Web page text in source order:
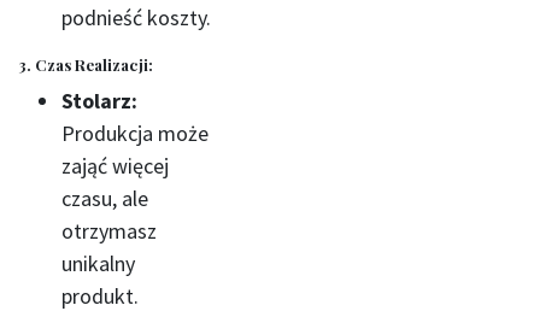
podnieść koszty.
3. Czas Realizacji:
Stolarz:
Produkcja może
zająć więcej
czasu, ale
otrzymasz
unikalny
produkt.